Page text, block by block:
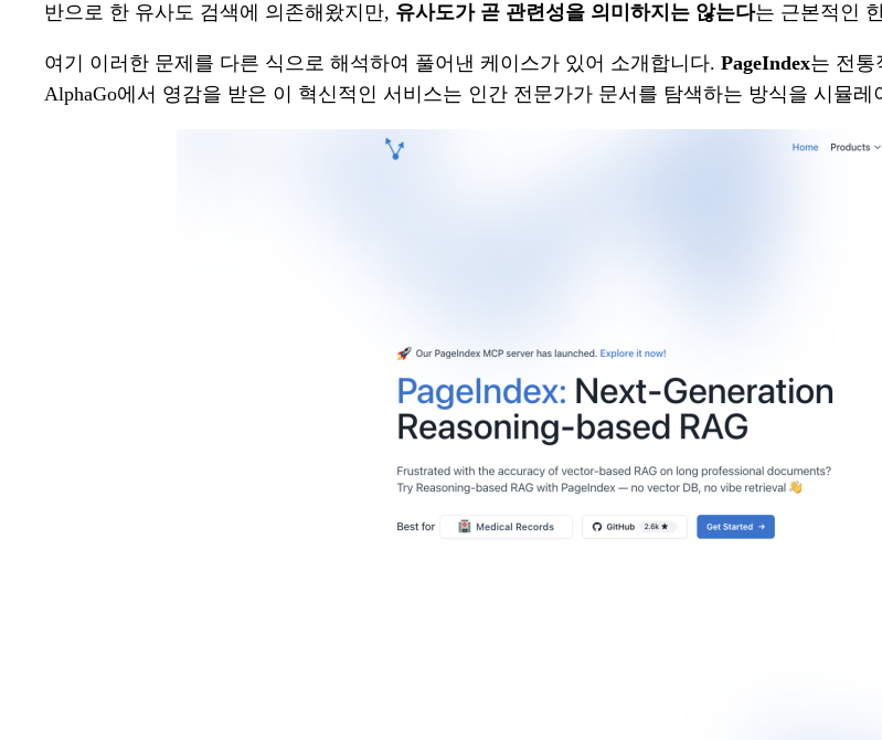
반으로 한 유사도 검색에 의존해왔지만, 유사도가 곧 관련성을 의미하지는 않는다는 근본적인
여기 이러한 문제를 다른 식으로 해석하여 풀어낸 케이스가 있어 소개합니다. PageIndex는 전통
AlphaGo에서 영감을 받은 이 혁신적인 서비스는 인간 전문가가 문서를 탐색하는 방식을 시뮬